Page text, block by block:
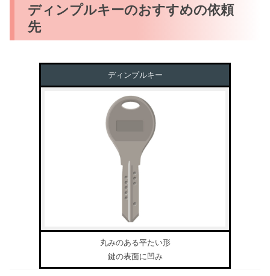
ディンプルキーのおすすめの依頼
先
ディンプルキー
丸みのある平たい形
鍵の表面に凹み